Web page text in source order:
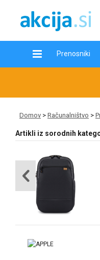
Prenosniki
Domov > Računalništvo >
Artikli iz sorodnih